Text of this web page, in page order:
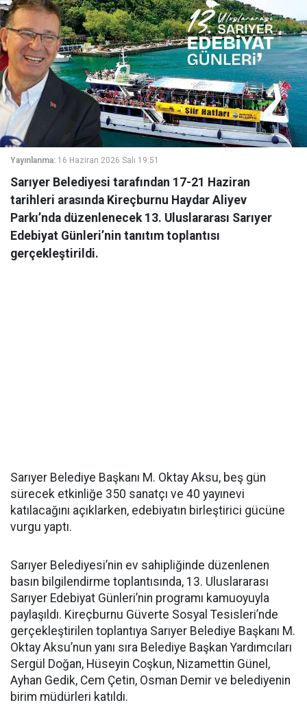
Yayınlanma: 16 Haziran 2026 Salı 19:51
Sarıyer Belediyesi tarafından 17-21 Haziran
tarihleri arasında Kireçburnu Haydar Aliyev
Parkı’nda düzenlenecek 13. Uluslararası Sarıyer
Edebiyat Günleri’nin tanıtım toplantısı
gerçekleştirildi.
Sarıyer Belediye Başkanı M. Oktay Aksu, beş gün
sürecek etkinliğe 350 sanatçı ve 40 yayınevi
katılacağını açıklarken, edebiyatın birleştirici gücüne
vurgu yaptı.
Sarıyer Belediyesi’nin ev sahipliğinde düzenlenen
basın bilgilendirme toplantısında, 13. Uluslararası
Sarıyer Edebiyat Günleri’nin programı kamuoyuyla
paylaşıldı. Kireçburnu Güverte Sosyal Tesisleri’nde
gerçekleştirilen toplantıya Sarıyer Belediye Başkanı M.
Oktay Aksu’nun yanı sıra Belediye Başkan Yardımcıları
Sergül Doğan, Hüseyin Coşkun, Nizamettin Günel,
Ayhan Gedik, Cem Çetin, Osman Demir ve belediyenin
birim müdürleri katıldı.